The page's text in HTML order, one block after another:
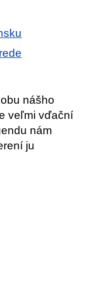
nášho
veľmi vďační
nám
ju